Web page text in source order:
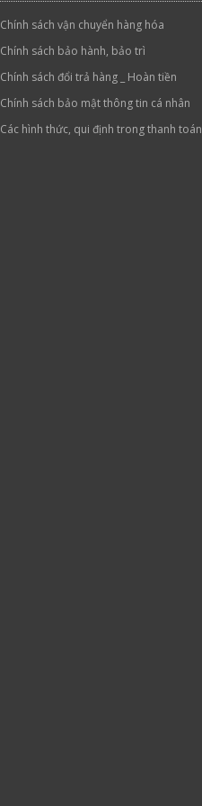
Chính sách vận chuyển hàng hóa
Chính sách bảo hành, bảo trì
Chính sách đổi trả hàng _ Hoàn tiền
Chính sách bảo mật thông tin cá nhân
Các hình thức, qui định trong thanh toán